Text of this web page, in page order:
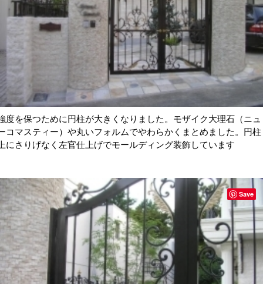
度を保つために円柱が大きくなりました。モザイク大理石（ニュ
コマスティー）や丸いフォルムでやわらかくまとめました。円柱
にさりげなく左官仕上げでモールディング装飾しています
Save